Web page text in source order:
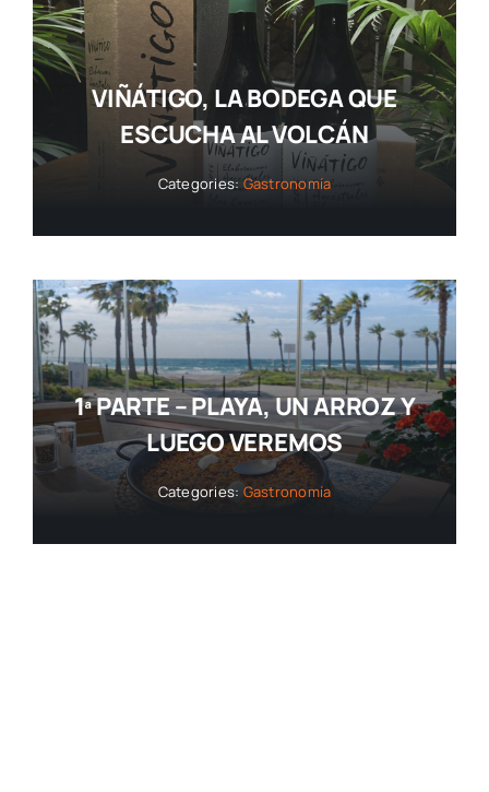
VIÑÁTIGO, LA BODEGA QUE
ESCUCHA AL VOLCÁN
Categories:Gastronomía
1ª PARTE – PLAYA, UN ARROZ Y
LUEGO VEREMOS
Categories: Gastronomía